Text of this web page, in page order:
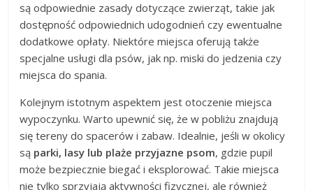
są odpowiednie zasady dotyczące zwierząt, takie jak
dostępność odpowiednich udogodnień czy ewentualne
dodatkowe opłaty. Niektóre miejsca oferują także
specjalne usługi dla psów, jak np. miski do jedzenia czy
miejsca do spania.
Kolejnym istotnym aspektem jest otoczenie miejsca
wypoczynku. Warto upewnić się, że w pobliżu znajdują
się tereny do spacerów i zabaw. Idealnie, jeśli w okolicy
są parki, lasy lub plaże przyjazne psom, gdzie pupil
może bezpiecznie biegać i eksplorować. Takie miejsca
nie tylko sprzyjają aktywności fizycznej, ale również